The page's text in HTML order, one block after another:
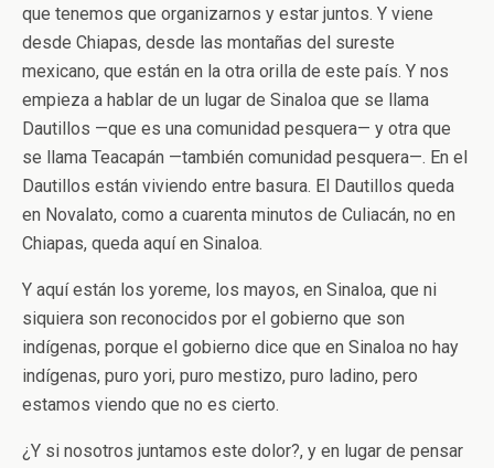
que tenemos que organizarnos y estar juntos. Y viene
desde Chiapas, desde las montañas del sureste
mexicano, que están en la otra orilla de este país. Y nos
empieza a hablar de un lugar de Sinaloa que se llama
Dautillos —que es una comunidad pesquera— y otra que
se llama Teacapán —también comunidad pesquera—. En el
Dautillos están viviendo entre basura. El Dautillos queda
en Novalato, como a cuarenta minutos de Culiacán, no en
Chiapas, queda aquí en Sinaloa.
Y aquí están los yoreme, los mayos, en Sinaloa, que ni
siquiera son reconocidos por el gobierno que son
indígenas, porque el gobierno dice que en Sinaloa no hay
indígenas, puro yori, puro mestizo, puro ladino, pero
estamos viendo que no es cierto.
¿Y si nosotros juntamos este dolor?, y en lugar de pensar